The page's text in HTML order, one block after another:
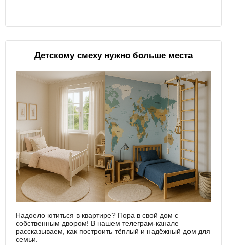
Детскому смеху нужно больше места
Надоело ютиться в квартире? Пора в свой дом с
собственным двором! В нашем телеграм-канале
рассказываем, как построить тёплый и надёжный дом для
семьи.